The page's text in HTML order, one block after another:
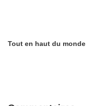
Tout en haut du monde